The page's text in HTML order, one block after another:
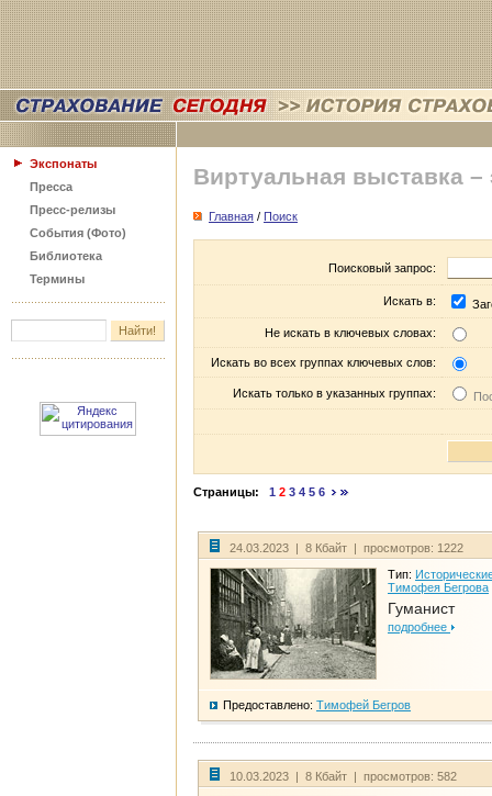
Экспонаты
Пресса
Пресс-релизы
События (Фото)
Библиотека
Термины
Виртуальная выставка –
Главная / Поиск
Поисковый запрос:
Искать в:
Не искать в ключевых словах:
Искать во всех группах ключевых слов:
Искать только в указанных группах:
Страницы: 1 2 3 4 5 6
24.03.2023 | 8 Кбайт | просмотров: 1222
Тип:
Тимофея Бегрова
Гуманист
подробнее
Предоставлено: Тимофей Бегров
10.03.2023 | 8 Кбайт | просмотров: 582